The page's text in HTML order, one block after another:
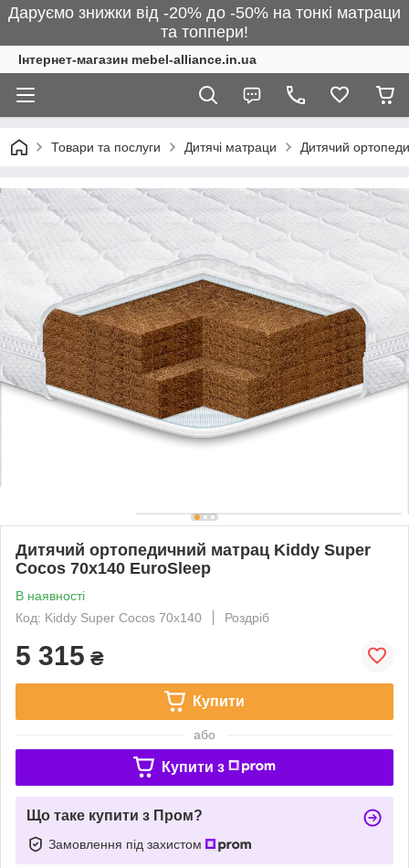
Даруємо знижки від -20% до -50% на тонкі матраци
та топпери!
Інтернет-магазин mebel-alliance.in.ua
Товари та послуги Дитячі матраци Дитячий
Дитячий ортопедичний матрац Kiddy Super
Cocos 70х140 EuroSleep
В наявності
Код: Kiddy Super Cocos 70х140
Роздріб
5 315 ₴
Купити
або
Купити з
Що таке купити з Пром?
Замовлення під захистом